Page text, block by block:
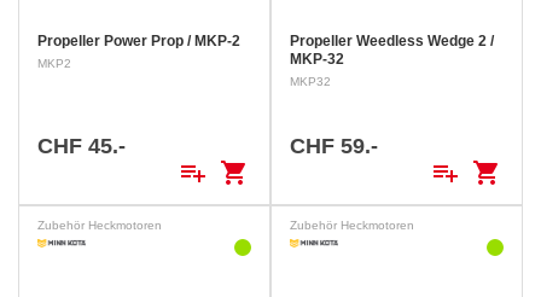
Propeller Power Prop / MKP-2
MKP2
CHF 45.-
playlist_add shopping_cart
Propeller Weedless Wedge 2 /
MKP-32
MKP32
CHF 59.-
playlist_add shopping_cart
Zubehör Heckmotoren Zubehör Heckmotoren